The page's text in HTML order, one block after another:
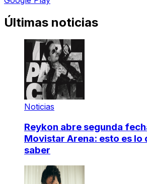
Últimas noticias
Noticias
Reykon abre segunda
Movistar Arena: esto es lo
saber